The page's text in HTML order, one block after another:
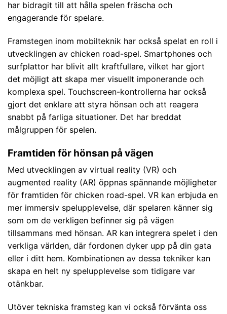
har bidragit till att hålla spelen fräscha och
engagerande för spelare.
Framstegen inom mobilteknik har också spelat en roll i
utvecklingen av chicken road-spel. Smartphones och
surfplattor har blivit allt kraftfullare, vilket har gjort
det möjligt att skapa mer visuellt imponerande och
komplexa spel. Touchscreen-kontrollerna har också
gjort det enklare att styra hönsan och att reagera
snabbt på farliga situationer. Det har breddat
målgruppen för spelen.
Framtiden för hönsan på vägen
Med utvecklingen av virtual reality (VR) och
augmented reality (AR) öppnas spännande möjligheter
för framtiden för chicken road-spel. VR kan erbjuda en
mer immersiv spelupplevelse, där spelaren känner sig
som om de verkligen befinner sig på vägen
tillsammans med hönsan. AR kan integrera spelet i den
verkliga världen, där fordonen dyker upp på din gata
eller i ditt hem. Kombinationen av dessa tekniker kan
skapa en helt ny spelupplevelse som tidigare var
otänkbar.
Utöver tekniska framsteg kan vi också förvänta oss